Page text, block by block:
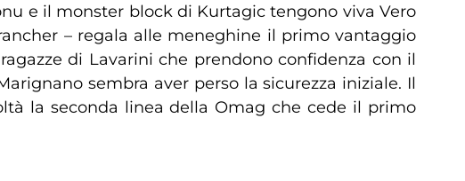
e il monster block di Kurtagic tengono viva Vero
– regala alle meneghine il primo vantaggio
di Lavarini che prendono confidenza con il
sembra aver perso la sicurezza iniziale. Il
la seconda linea della Omag che cede il primo